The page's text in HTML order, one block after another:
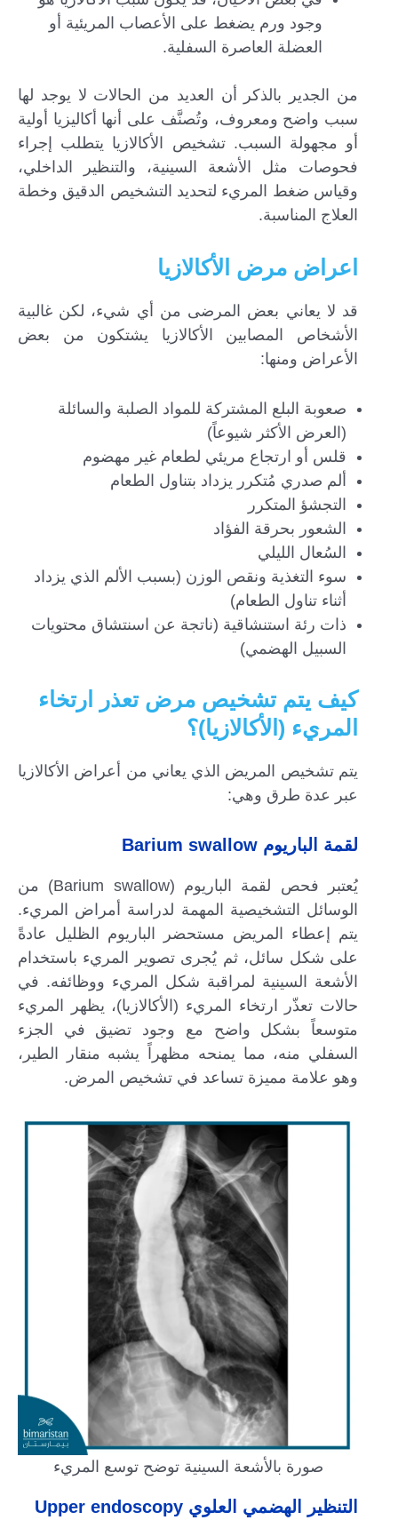
وجود ورم يضغط على الأعصاب المريئية أو
العضلة العاصرة السفلية.
من الجدير بالذكر أن العديد من الحالات لا يوجد لها
سبب واضح ومعروف، وتُصنَّف على أنها أكاليزيا أولية
أو مجهولة السبب. تشخيص الأكالازيا يتطلب إجراء
فحوصات مثل الأشعة السينية، والتنظير الداخلي،
وقياس ضغط المريء لتحديد التشخيص الدقيق وخطة
العلاج المناسبة.
اعراض مرض الأكالازيا
قد لا يعاني بعض المرضى من أي شيء، لكن غالبية
الأشخاص المصابين الأكالازيا يشتكون من بعض
الأعراض ومنها:
صعوبة البلع المشتركة للمواد الصلبة والسائلة
(العرض الأكثر شيوعاً)
قلس أو ارتجاع مريئي لطعام غير مهضوم
ألم صدري مُتكرر يزداد بتناول الطعام
التجشؤ المتكرر
الشعور بحرقة الفؤاد
السُعال الليلي
سوء التغذية ونقص الوزن (بسبب الألم الذي يزداد
أثناء تناول الطعام)
ذات رئة استنشاقية (ناتجة عن اسنتشاق محتويات
السبيل الهضمي)
كيف يتم تشخيص مرض تعذر ارتخاء
المريء (الأكالازيا)؟
يتم تشخيص المريض الذي يعاني من أعراض الأكالازيا
عبر عدة طرق وهي:
لقمة الباريوم Barium swallow
يُعتبر فحص لقمة الباريوم (Barium swallow) من
الوسائل التشخيصية المهمة لدراسة أمراض المريء.
يتم إعطاء المريض مستحضر الباريوم الظليل عادةً
على شكل سائل، ثم يُجرى تصوير المريء باستخدام
الأشعة السينية لمراقبة شكل المريء ووظائفه. في
حالات تعذّر ارتخاء المريء (الأكالازيا)، يظهر المريء
متوسعاً بشكل واضح مع وجود تضيق في الجزء
السفلي منه، مما يمنحه مظهراً يشبه منقار الطير،
وهو علامة مميزة تساعد في تشخيص المرض.
صورة بالأشعة السينية توضح توسع المريء
التنظير الهضمي العلوي Upper endoscopy